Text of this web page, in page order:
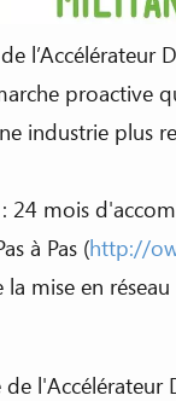
l’Accélérateur
proactive
industrie plus
mois
à Pas (http://
mise en
de